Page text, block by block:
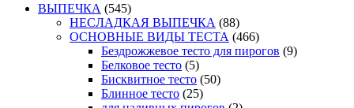
ВЫПЕЧКА (545)
НЕСЛАДКАЯ ВЫПЕЧКА (88)
ОСНОВНЫЕ ВИДЫ ТЕСТА (466)
Бездрожжевое тесто для пирогов (9)
Белковое тесто (5)
Бисквитное тесто (50)
Блинное тесто (25)